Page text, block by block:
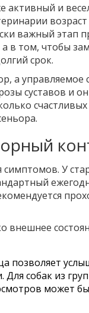
активный и
важный этап
в том, чтобы
срок.
а управляемое
суставов и
У
внешнее
позволяет
Для собак из
может